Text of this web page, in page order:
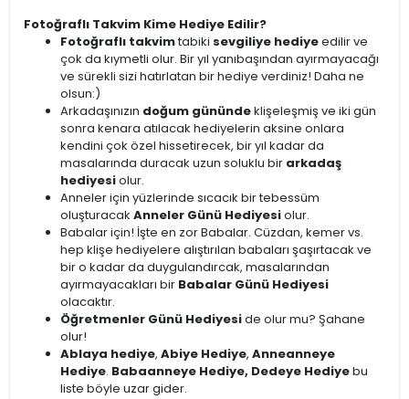
Fotoğraflı Takvim Kime Hediye Edilir?
Fotoğraflı takvimtabiki sevgiliye hediyeedilir ve
çok da kıymetli olur. Bir yıl yanıbaşından ayırmayacağı
ve sürekli sizi hatırlatan bir hediye verdiniz! Daha ne
olsun:)
Arkadaşınızın doğum günündeklişeleşmiş ve iki gün
sonra kenara atılacak hediyelerin aksine onlara
kendini çok özel hissetirecek, bir yıl kadar da
masalarında duracak uzun soluklu bir arkadaş
hediyesiolur.
Anneler için yüzlerinde sıcacık bir tebessüm
oluşturacak Anneler Günü Hediyesiolur.
Babalar için! İşte en zor Babalar. Cüzdan, kemer vs.
hep klişe hediyelere alıştırılan babaları şaşırtacak ve
bir o kadar da duygulandırcak, masalarından
ayırmayacakları bir Babalar Günü Hediyesi
olacaktır.
Öğretmenler Günü Hediyeside olur mu? Şahane
olur!
Ablaya hediye, Abiye Hediye, Anneanneye
Hediye. Babaanneye Hediye, Dedeye Hediyebu
liste böyle uzar gider.